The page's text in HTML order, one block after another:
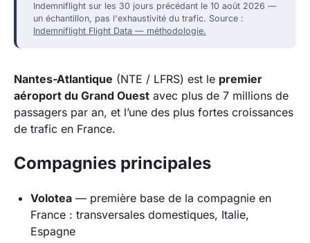
Indemniflight sur les 30 jours précédant le 10 août 2026 —
un échantillon, pas l'exhaustivité du trafic. Source :
Indemniflight Flight Data — méthodologie.
Nantes-Atlantique (NTE / LFRS) est le premier
aéroport du Grand Ouest avec plus de 7 millions de
passagers par an, et l’une des plus fortes croissances
de trafic en France.
Compagnies principales
Volotea — première base de la compagnie en
France : transversales domestiques, Italie,
Espagne